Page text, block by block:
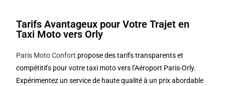
Tarifs Avantageux pour Votre Trajet en
Taxi Moto vers Orly
Paris Moto Confort propose des tarifs transparents et
compétitifs pour votre taxi moto vers l’Aéroport Paris-Orly.
Expérimentez un service de haute qualité à un prix abordable